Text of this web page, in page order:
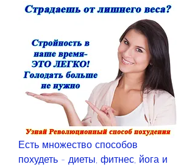
Есть множество способов
похудеть - диеты, фитнес, йога и